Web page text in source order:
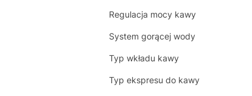
Regulacja mocy kawy
System gorącej wody
Typ wkładu kawy
Typ ekspresu do kawy